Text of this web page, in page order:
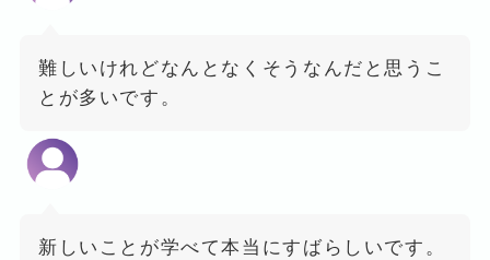
難しいけれどなんとなくそうなんだと思うこ
とが多いです。
新しいことが学べて本当にすばらしいです。